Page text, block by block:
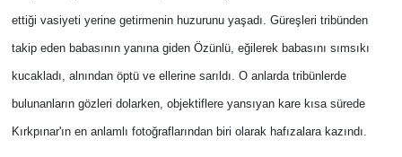
ettiği vasiyeti yerine getirmenin huzurunu yaşadı. Güreşleri tribünden
takip eden babasının yanına giden Özünlü, eğilerek babasını sımsıkı
kucakladı, alnından öptü ve ellerine sarıldı. O anlarda tribünlerde
bulunanların gözleri dolarken, objektiflere yansıyan kare kısa sürede
Kırkpınar'ın en anlamlı fotoğraflarından biri olarak hafızalara kazındı.